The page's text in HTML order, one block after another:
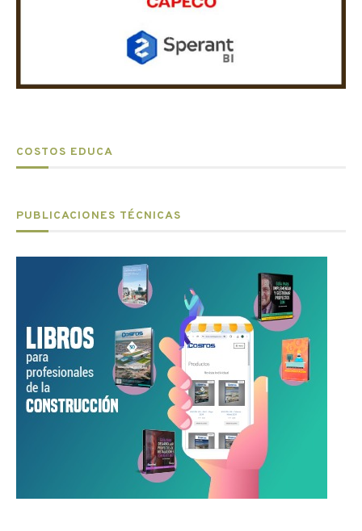
COSTOS EDUCA
PUBLICACIONES TÉCNICAS